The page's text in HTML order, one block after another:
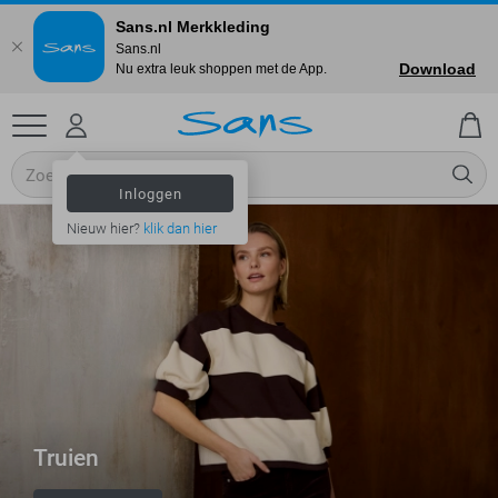
Inloggen
Nieuw hier? klik dan hier
Truien
Sans.nl Merkkleding
Sans.nl
Nu extra leuk shoppen met de App.
Download